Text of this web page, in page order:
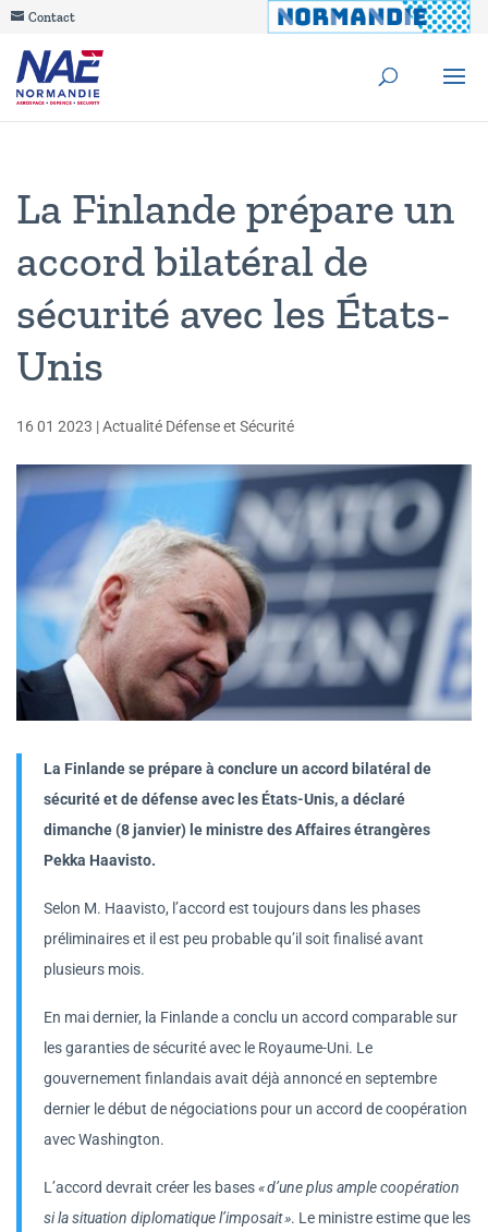
Contact
La Finlande prépare un
accord bilatéral de
sécurité avec les États-
Unis
16 01 2023 |Actualité Défense et Sécurité
La Finlande se prépare à conclure un accord bilatéral de
sécurité et de défense avec les États-Unis, a déclaré
dimanche (8 janvier) le ministre des Affaires étrangères
Pekka Haavisto.
Selon M. Haavisto, l’accord est toujours dans les phases
préliminaires et il est peu probable qu’il soit finalisé avant
plusieurs mois.
En mai dernier, la Finlande a conclu un accord comparable sur
les garanties de sécurité avec le Royaume-Uni. Le
gouvernement finlandais avait déjà annoncé en septembre
dernier le début de négociations pour un accord de coopération
avec Washington.
L’accord devrait créer les bases« d’une plus ample coopération
si la situation diplomatique l’imposait ». Le ministre estime que les